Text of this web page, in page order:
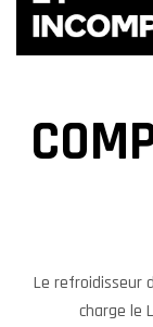
Le refroidisseur
charge le